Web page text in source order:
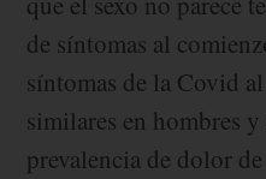
de síntomas al
síntomas de la Covid
similares en hombres
prevalencia de dolor